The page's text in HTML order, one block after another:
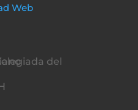
Web